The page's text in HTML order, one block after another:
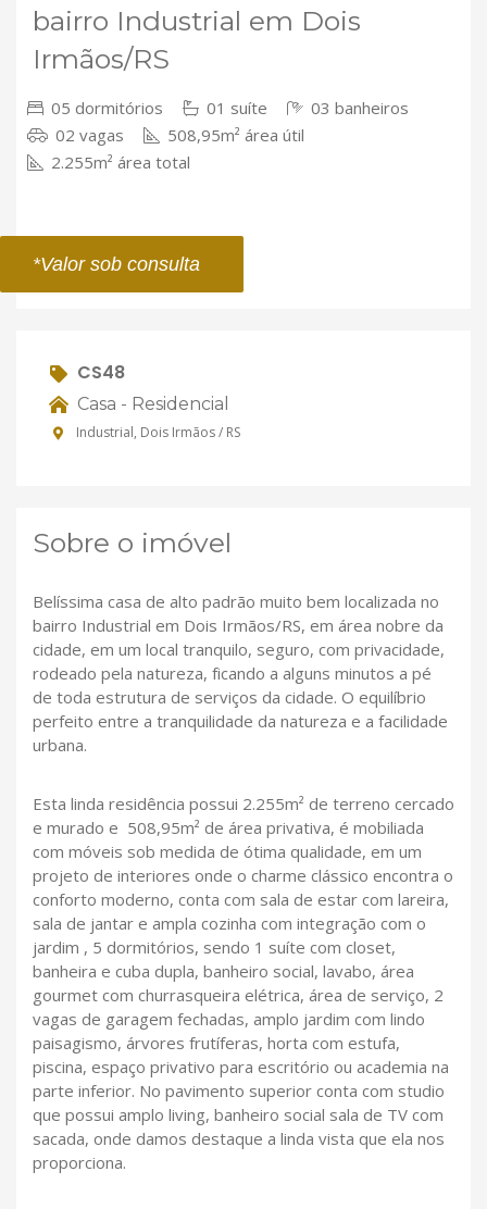
bairro Industrial em Dois
Irmãos/RS
05 dormitórios 01 suíte
03 banheiros
02 vagas
508,95m² área útil
2.255m² área total
*Valor sob consulta
CS48
Casa - Residencial
Industrial, Dois Irmãos / RS
Sobre o imóvel
Belíssima casa de alto padrão muito bem localizada no
bairro Industrial em Dois Irmãos/RS, em área nobre da
cidade, em um local tranquilo, seguro, com privacidade,
rodeado pela natureza, ficando a alguns minutos a pé
de toda estrutura de serviços da cidade. O equilíbrio
perfeito entre a tranquilidade da natureza e a facilidade
urbana.
Esta linda residência possui 2.255m² de terreno cercado
e murado e 508,95m² de área privativa, é mobiliada
com móveis sob medida de ótima qualidade, em um
projeto de interiores onde o charme clássico encontra o
conforto moderno, conta com sala de estar com lareira,
sala de jantar e ampla cozinha com integração com o
jardim , 5 dormitórios, sendo 1 suíte com closet,
banheira e cuba dupla, banheiro social, lavabo, área
gourmet com churrasqueira elétrica, área de serviço, 2
vagas de garagem fechadas, amplo jardim com lindo
paisagismo, árvores frutíferas, horta com estufa,
piscina, espaço privativo para escritório ou academia na
parte inferior. No pavimento superior conta com studio
que possui amplo living, banheiro social sala de TV com
sacada, onde damos destaque a linda vista que ela nos
proporciona.